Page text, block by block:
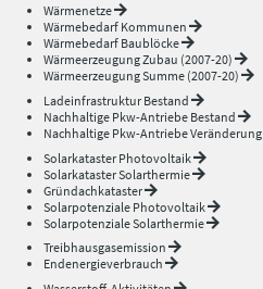
Wärmenetze
Wärmebedarf Kommunen
Wärmebedarf Baublöcke
Wärmeerzeugung Zubau (2007-20)
Wärmeerzeugung Summe (2007-20)
Ladeinfrastruktur Bestand
Nachhaltige Pkw-Antriebe Bestand
Nachhaltige Pkw-Antriebe Veränderung
Solarkataster Photovoltaik
Solarkataster Solarthermie
Gründachkataster
Solarpotenziale Photovoltaik
Solarpotenziale Solarthermie
Treibhausgasemission
Endenergieverbrauch